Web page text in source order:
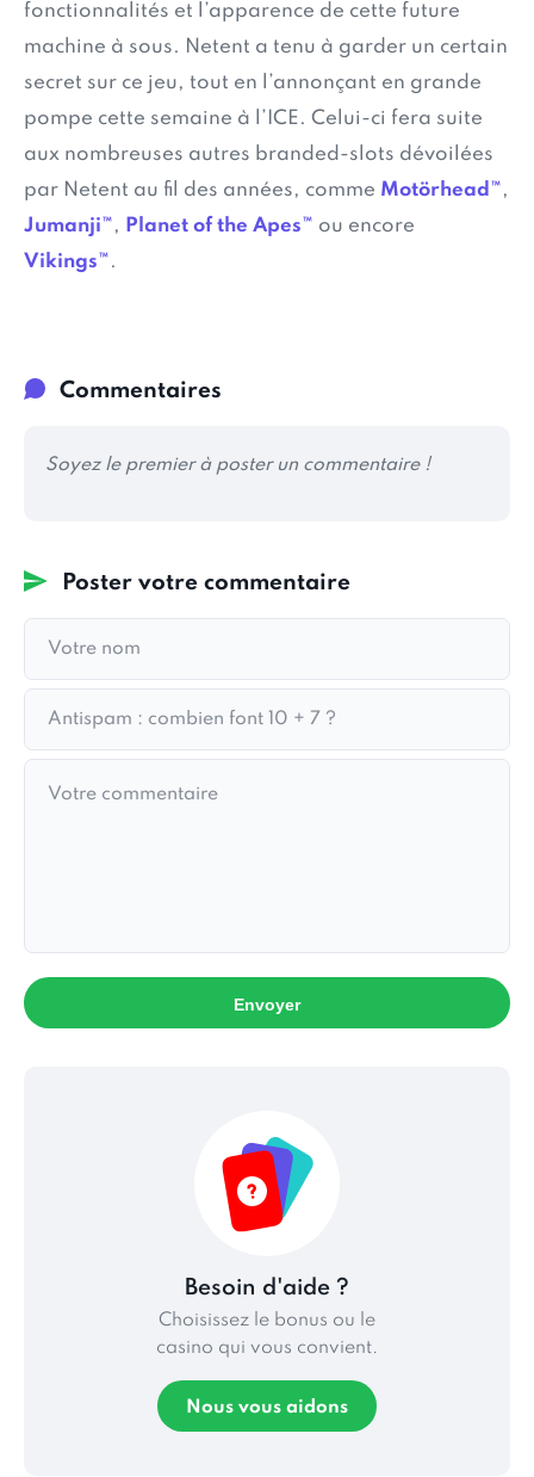
fonctionnalités et l’apparence de cette future
machine à sous. Netent a tenu à garder un certain
secret sur ce jeu, tout en l’annonçant en grande
pompe cette semaine à l’ICE. Celui-ci fera suite
aux nombreuses autres branded-slots dévoilées
par Netent au fil des années, comme Motörhead™,
Jumanji™, Planet of the Apes™ ou encore
Vikings™.
Commentaires
Soyez le premier à poster un commentaire !
Poster votre commentaire
Envoyer
Besoin d'aide ?
Choisissez le bonus ou le
casino qui vous convient.
Nous vous aidons